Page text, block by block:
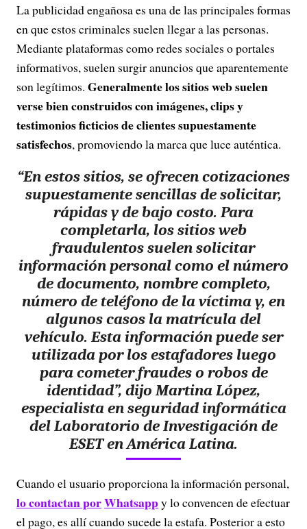
La publicidad engañosa es una de las principales formas
en que estos criminales suelen llegar a las personas.
Mediante plataformas como redes sociales o portales
informativos, suelen surgir anuncios que aparentemente
son legítimos. Generalmente los sitios web suelen
verse bien construidos con imágenes, clips y
testimonios ficticios de clientes supuestamente
satisfechos, promoviendo la marca que luce auténtica.
“En estos sitios, se ofrecen cotizaciones
supuestamente sencillas de solicitar,
rápidas y de bajo costo. Para
completarla, los sitios web
fraudulentos suelen solicitar
información personal como el número
de documento, nombre completo,
número de teléfono de la víctima y, en
algunos casos la matrícula del
vehículo. Esta información puede ser
utilizada por los estafadores luego
para cometer fraudes o robos de
identidad”, dijo Martina López,
especialista en seguridad informática
del Laboratorio de Investigación de
ESET en América Latina.
Cuando el usuario proporciona la información personal,
lo contactan porWhatsappy lo convencen de efectuar
el pago, es allí cuando sucede la estafa. Posterior a esto